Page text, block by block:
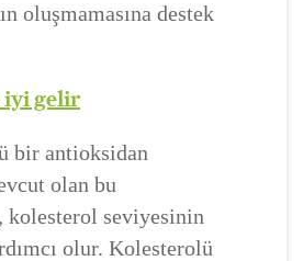
oluşmamasına destek
iyi gelir
bir antioksidan
olan bu
kolesterol seviyesinin
olur. Kolesterolü